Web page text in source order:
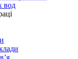
вод